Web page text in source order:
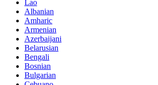
Lao
Albanian
Amharic
Armenian
Azerbaijani
Belarusian
Bengali
Bosnian
Bulgarian